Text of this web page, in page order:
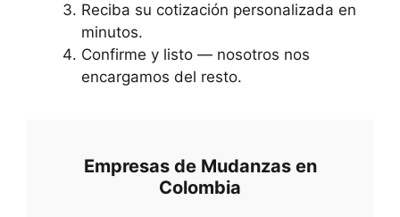
Reciba su cotización personalizada en
minutos.
Confirme y listo — nosotros nos
encargamos del resto.
Empresas de Mudanzas en
Colombia